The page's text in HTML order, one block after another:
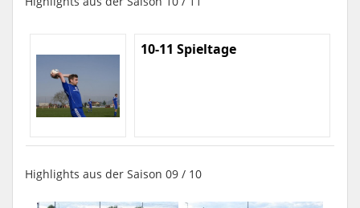
10-11 Spieltage
Highlights aus der Saison 09 / 10